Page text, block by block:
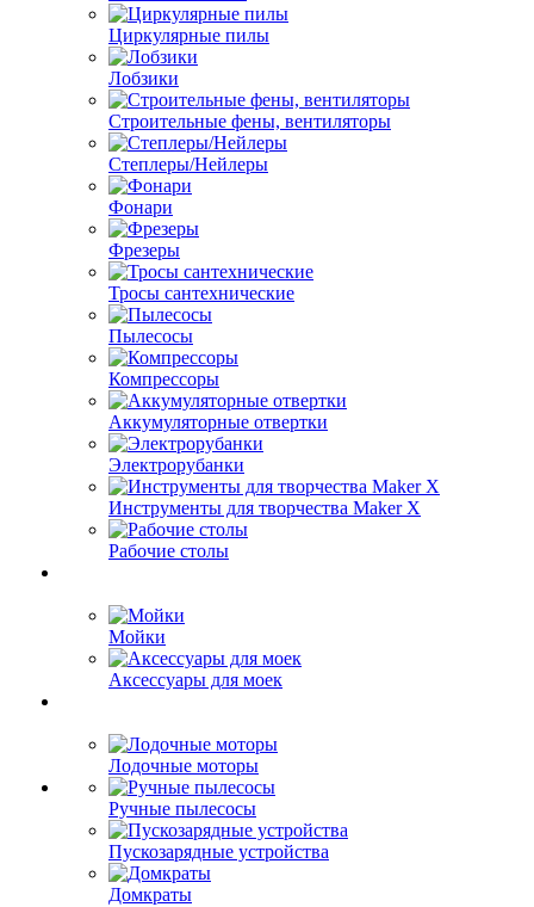
Циркулярные пилы
Лобзики
Строительные фены, вентиляторы
Степлеры/Нейлеры
Фонари
Фрезеры
Тросы сантехнические
Пылесосы
Компрессоры
Аккумуляторные отвертки
Электрорубанки
Инструменты для творчества Maker X
Рабочие столы
Мойки
Аксессуары для моек
Лодочные моторы
Ручные пылесосы
Пускозарядные устройства
Домкраты